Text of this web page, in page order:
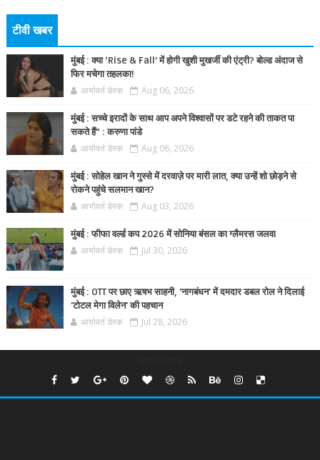
टीवी खबर
मुंबई : क्या ‘Rise & Fall’ में होगी खुशी मुखर्जी की एंट्री? बोल्ड अंदाज से
फिर मचेगा तहलका!
आर्यावर्त डेस्क Aug 06, 2026
मुंबई : सच्चे इरादों के साथ आप अपने विश्वासों पर डटे रहने की ताकत पा
सकते हैं” : करुणा पांडे
आर्यावर्त डेस्क Aug 06, 2026
मुंबई : सोहेल खान ने गुस्से में दरवाज़े पर मारी लात, क्या उन्हें शो छोड़ने से
रोकने पहुंचे सलमान खान?
आर्यावर्त डेस्क Aug 03, 2026
मुंबई : फीफा वर्ल्ड कप 2026 में सोनिया बंसल का ग्लैमरस जलवा
आर्यावर्त डेस्क Jul 30, 2026
मुंबई : OTT पर छाए ऋषभ साहनी, 'नागबंधन' में दमदार डबल रोल ने दिलाई
'टोटल मेगा विलेन' की पहचान
आर्यावर्त डेस्क Jul 28, 2026